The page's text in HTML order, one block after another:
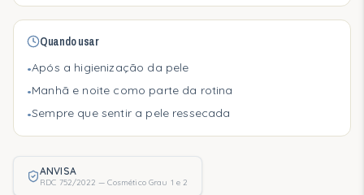
Clínicas e Hospitais
Protocolos de Uso
Para Você
Oncologia
Quando usar
•Após a higienização da pele
•Manhã e noite como parte da rotina
•Sempre que sentir a pele ressecada
ANVISA
RDC 752/2022 — Cosmético Grau 1 e 2